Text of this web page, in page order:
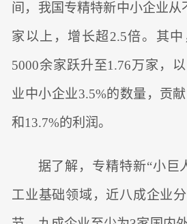
间，我国专精特新中小企业从
家以上，增长超2.5倍。其
5000余家跃升至1.76万家，
业中小企业3.5%的数量，贡
和13.7%的利润。
据了解，专精特新“小巨
工业基础领域，近八成企业